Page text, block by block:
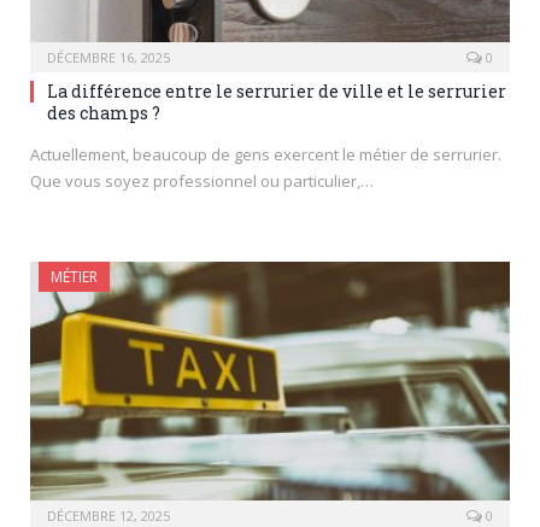
DÉCEMBRE 16, 2025 0
La différence entre le serrurier de ville et le serrurier
des champs ?
Actuellement, beaucoup de gens exercent le métier de serrurier.
Que vous soyez professionnel ou particulier,…
MÉTIER
DÉCEMBRE 12, 2025 0